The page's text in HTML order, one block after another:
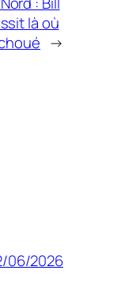
là où
→
06/2026